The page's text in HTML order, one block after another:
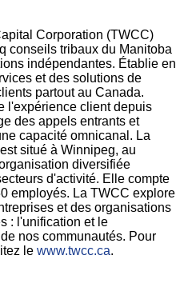
Corporation (TWCC)
conseils tribaux du Manitoba
indépendantes. Établie en
et des solutions de
partout au Canada.
l'expérience client depuis
des appels entrants et
capacité omnicanal. La
situé à Winnipeg, au
diversifiée
d'activité. Elle compte
employés. La TWCC explore
et des organisations
: l'unification et le
nos communautés. Pour
le www.twcc.ca.